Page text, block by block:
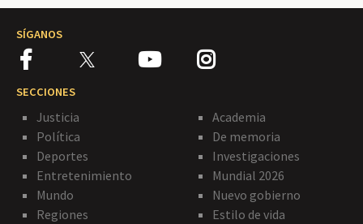
SÍGANOS
SECCIONES
Justicia
Política
Deportes
Entretenimiento
Mundo
Regiones
Academia
De memoria
Investigaciones
Mundial 2026
Nuevo gobierno
Estilo de vida